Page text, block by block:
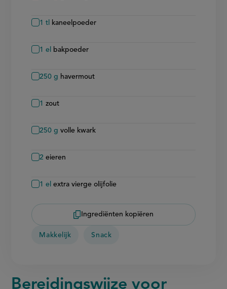
1 tl kaneelpoeder
1 el bakpoeder
250 g havermout
1 zout
250 g volle kwark
2 eieren
1 el extra vierge olijfolie
Ingrediënten kopiëren
Makkelijk Snack
Bereidingswijze voor